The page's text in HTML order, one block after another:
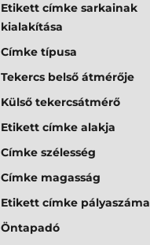
Etikett címke sarkainak
kialakítása
Címke típusa
Tekercs belső átmérője
Külső tekercsátmérő
Etikett címke alakja
Címke szélesség
Címke magasság
Etikett címke pályaszáma
Öntapadó